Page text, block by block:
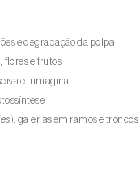
e degradação da polpa
flores e frutos
e fumagina
): galerias em ramos e troncos